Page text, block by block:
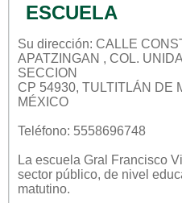
ESCUELA
Su dirección: CALLE
APATZINGAN , COL.
SECCION
CP 54930, TULTITLÁN DE
MÉXICO
Teléfono: 5558696748
La escuela Gral Francisco
sector público, de nivel
matutino.